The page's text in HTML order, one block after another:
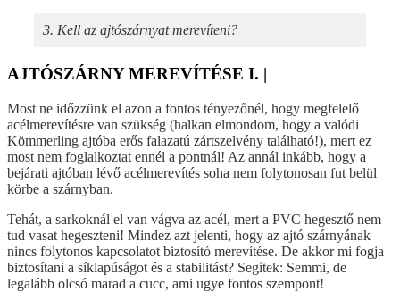
3. Kell az ajtószárnyat merevíteni?
AJTÓSZÁRNY MEREVÍTÉSE I. |
Most ne időzzünk el azon a fontos tényezőnél, hogy megfelelő
acélmerevítésre van szükség (halkan elmondom, hogy a valódi
Kömmerling ajtóba erős falazatú zártszelvény található!), mert ez
most nem foglalkoztat ennél a pontnál! Az annál inkább, hogy a
bejárati ajtóban lévő acélmerevítés soha nem folytonosan fut belül
körbe a szárnyban.
Tehát, a sarkoknál el van vágva az acél, mert a PVC hegesztő nem
tud vasat hegeszteni! Mindez azt jelenti, hogy az ajtó szárnyának
nincs folytonos kapcsolatot biztosító merevítése. De akkor mi fogja
biztosítani a síklapúságot és a stabilitást? Segítek: Semmi, de
legalább olcsó marad a cucc, ami ugye fontos szempont!